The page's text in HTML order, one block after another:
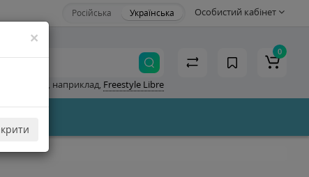
Особистий кабінет
Російська Українська
Я шукаю, наприклад, Freestyle Libre
0
×